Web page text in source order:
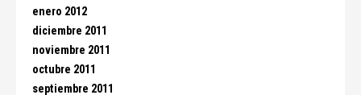
enero 2012
diciembre 2011
noviembre 2011
octubre 2011
septiembre 2011